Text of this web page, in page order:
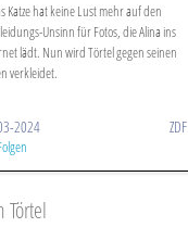
Katze hat keine Lust mehr auf den
Unsinn für Fotos, die Alina ins
lädt. Nun wird Törtel gegen seinen
verkleidet.
2024 ZDF